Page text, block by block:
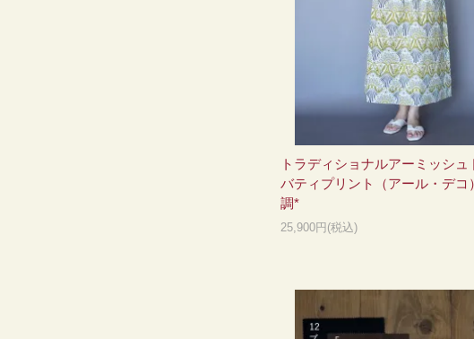
トラディショナルアーミッシ
バティプリント（アール・デコ
調*
25,900円(税込)